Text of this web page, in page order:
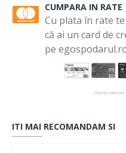
CUMPARA IN RATE
Cu plata în rate
că ai un card de
pe
ITI MAI RECOMANDAM SI